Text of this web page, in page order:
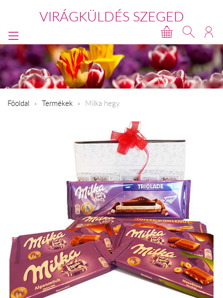
VIRÁGKÜLDÉS SZEGED
Főoldal Termékek Milka hegy